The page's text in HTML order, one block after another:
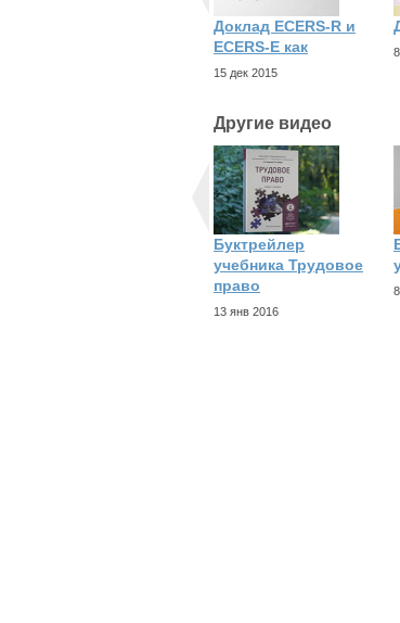
Доклад ECERS-R и
ECERS-E как
15 дек 2015
Другие видео
Буктрейлер
учебника Трудовое
право
13 янв 2016